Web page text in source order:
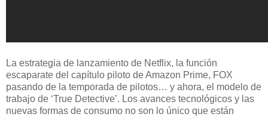
La estrategia de lanzamiento de Netflix, la función
escaparate del capítulo piloto de Amazon Prime, FOX
pasando de la temporada de pilotos… y ahora, el modelo de
trabajo de ‘True Detective’. Los avances tecnológicos y las
nuevas formas de consumo no son lo único que están